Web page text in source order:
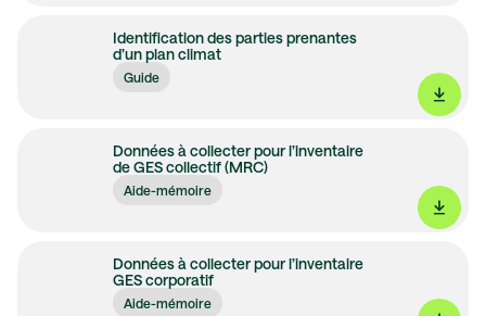
Identification des parties prenantes
d’un plan climat
Guide
Données à collecter pour l’inventaire
de GES collectif (MRC)
Aide-mémoire
Données à collecter pour l’inventaire
GES corporatif
Aide-mémoire